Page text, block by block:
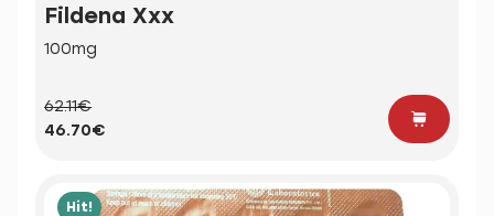
Fildena Xxx
100mg
62.11€
46.70€
Hit!